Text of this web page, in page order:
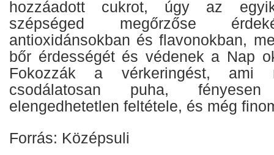
hozzáadott cukrot, úgy az
szépséged megőrzőse
antioxidánsokban és flavonokban,
bőr érdességét és védenek a Nap
Fokozzák a vérkeringést,
csodálatosan puha,
elengedhetetlen feltétele, és még
Forrás: Középsuli